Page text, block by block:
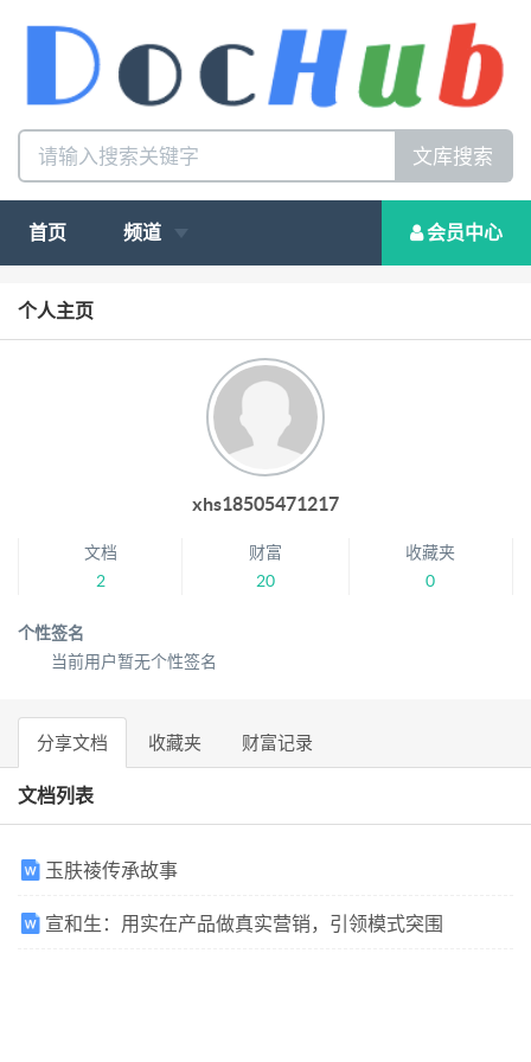
文库搜索
首页 频道 会员中心
个人主页
xhs18505471217
文档
2
财富
20
收藏夹
0
个性签名
当前用户暂无个性签名
分享文档 收藏夹 财富记录
文档列表
玉肤祾传承故事
宣和生：用实在产品做真实营销，引领模式突围